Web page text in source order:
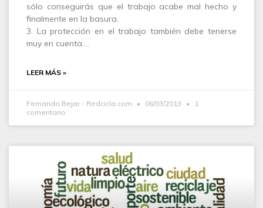
sólo conseguirás que el trabajo acabe mal hecho y
finalmente en la basura.
3. La protección en el trabajo también debe tenerse
muy en cuenta.…
LEER MÁS »
Fernando Bejar - Redcicla.com 06/03/2013
1
comentario